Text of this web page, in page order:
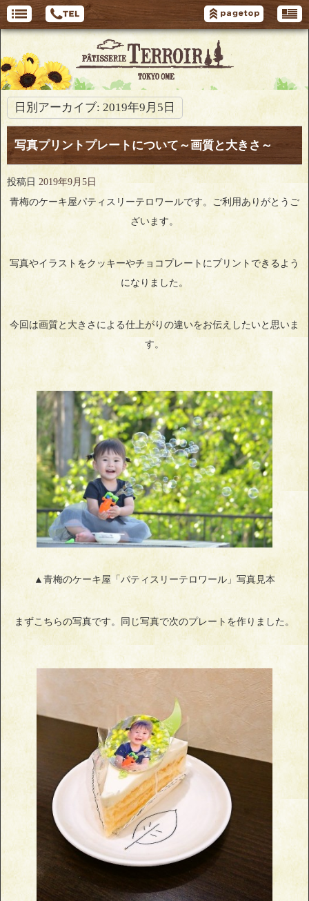
日別アーカイブ: 2019年9月5日
写真プリントプレートについて～画質と大きさ～
投稿日 2019年9月5日
青梅のケーキ屋パティスリーテロワールです。ご利用ありがとうご
ざいます。
写真やイラストをクッキーやチョコプレートにプリントできるよう
になりました。
今回は画質と大きさによる仕上がりの違いをお伝えしたいと思いま
す。
▲青梅のケーキ屋「パティスリーテロワール」写真見本
まずこちらの写真です。同じ写真で次のプレートを作りました。